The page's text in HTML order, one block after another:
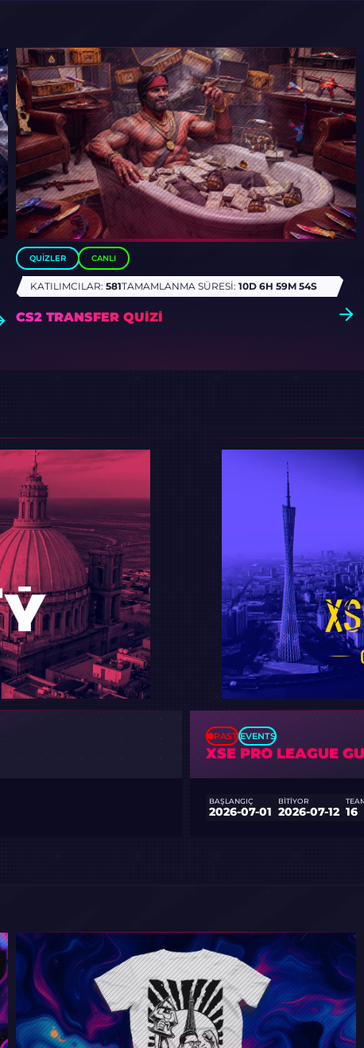
QUIZLER CANLI
KATILIMCILAR: 581TAMAMLANMA SÜRESI: 10D 6H 59M 50S
CS2 TRANSFER QUIZI
PAST EVENTS
XSE PRO LEAGUE
BAŞLANGIÇ
2026-07-01
BITIYOR
2026-07-12 16